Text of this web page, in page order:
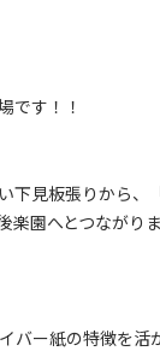
です！！
見板張りから、
園へとつながりま
バー紙の特徴を活